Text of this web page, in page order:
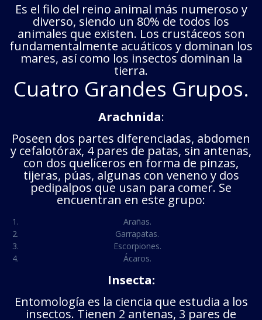
Es el filo del reino animal más numeroso y
diverso, siendo un 80% de todos los
animales que existen. Los crustáceos son
fundamentalmente acuáticos y dominan los
mares, así como los insectos dominan la
tierra.
Cuatro Grandes Grupos.
Arachnida:
Poseen dos partes diferenciadas, abdomen
y cefalotórax, 4 pares de patas, sin antenas,
con dos quelíceros en forma de pinzas,
tijeras, púas, algunas con veneno y dos
pedipalpos que usan para comer. Se
encuentran en este grupo:
Arañas.
Garrapatas.
Escorpiones.
Ácaros.
Insecta:
Entomología es la ciencia que estudia a los
insectos. Tienen 2 antenas, 3 pares de